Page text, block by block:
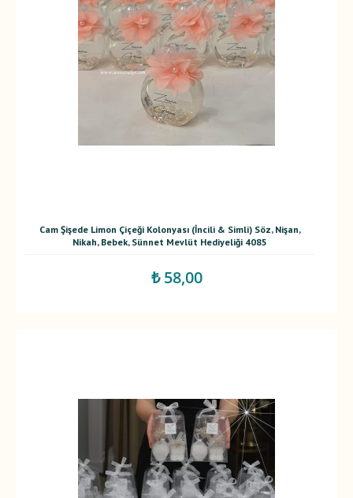
Cam Şişede Limon Çiçeği Kolonyası (İncili & Simli) Söz, Nişan,
Nikah, Bebek, Sünnet Mevlüt Hediyeliği 4085
₺ 58,00